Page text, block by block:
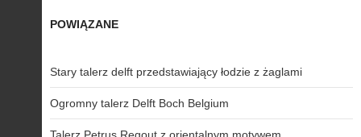
POWIĄZANE
Stary talerz delft przedstawiający łodzie z żaglami
Ogromny talerz Delft Boch Belgium
Talerz Petrus Regout z orientalnym motywem